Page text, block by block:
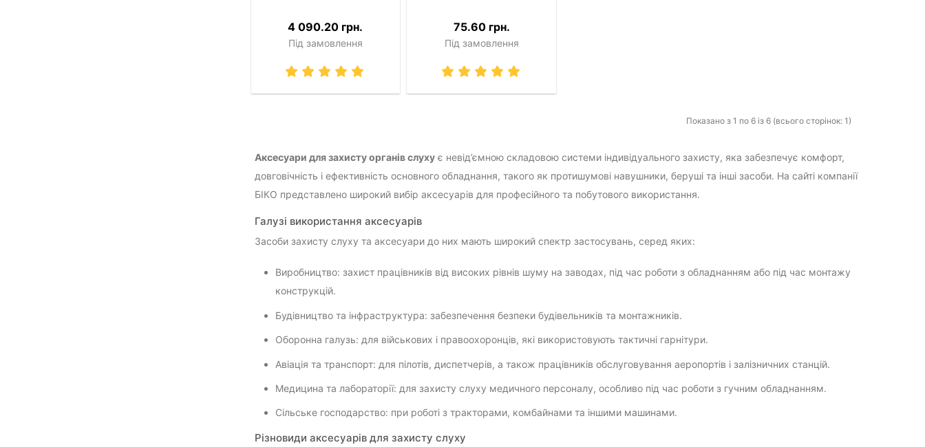
4 090.20 грн.
Під замовлення
75.60 грн.
Під замовлення
Показано з 1 по 6 із 6 (всього сторінок: 1)
Аксесуари для захисту органів слухує невід’ємною складовою системи індивідуального захисту, яка забезпечує комфорт,
довговічність і ефективність основного обладнання, такого як протишумові навушники, беруші та інші засоби. На сайті компанії
БІКО представлено широкий вибір аксесуарів для професійного та побутового використання.
Галузі використання аксесуарів
Засоби захисту слуху та аксесуари до них мають широкий спектр застосувань, серед яких:
Виробництво: захист працівників від високих рівнів шуму на заводах, під час роботи з обладнанням або під час монтажу
конструкцій.
Будівництво та інфраструктура: забезпечення безпеки будівельників та монтажників.
Оборонна галузь: для військових і правоохоронців, які використовують тактичні гарнітури.
Авіація та транспорт: для пілотів, диспетчерів, а також працівників обслуговування аеропортів і залізничних станцій.
Медицина та лабораторії: для захисту слуху медичного персоналу, особливо під час роботи з гучним обладнанням.
Сільське господарство: при роботі з тракторами, комбайнами та іншими машинами.
Різновиди аксесуарів для захисту слуху